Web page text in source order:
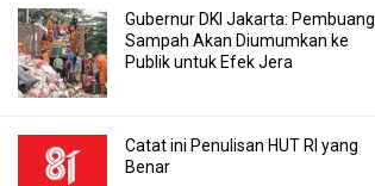
Gubernur DKI Jakarta: Pembuang
Sampah Akan Diumumkan ke
Publik untuk Efek Jera
Catat ini Penulisan HUT RI yang
Benar